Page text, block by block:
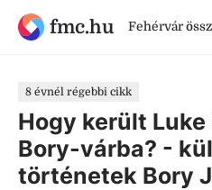
fmc.hu Fehérvár
8 évnél régebbi cikk
Hogy került Luke
Bory-várba? -
történetek Bory